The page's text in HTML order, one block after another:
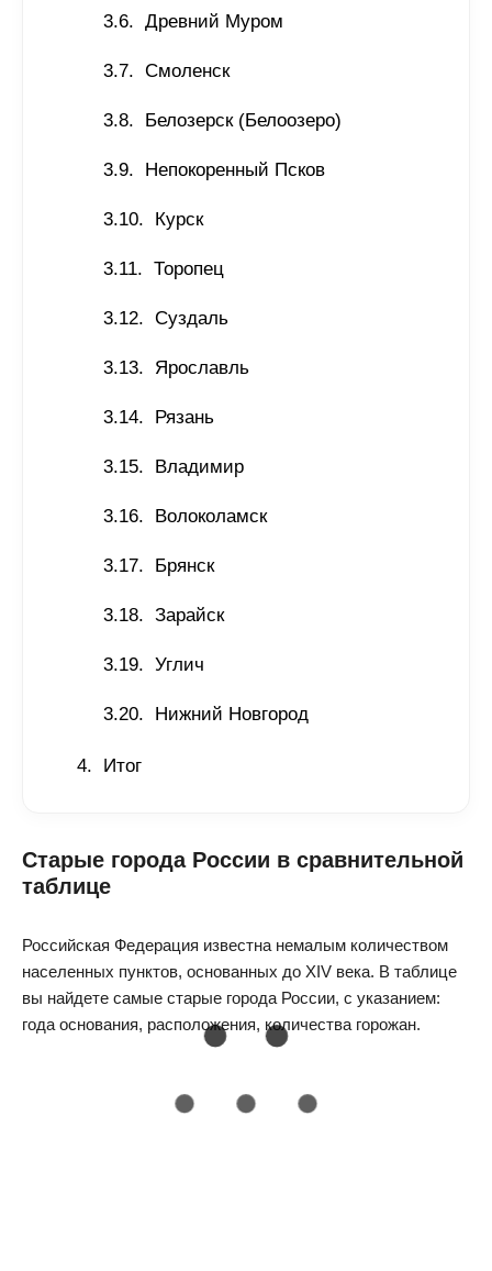
Древний Муром
Смоленск
Белозерск (Белоозеро)
Непокоренный Псков
Курск
Торопец
Суздаль
Ярославль
Рязань
Владимир
Волоколамск
Брянск
Зарайск
Углич
Нижний Новгород
Итог
Старые города России в сравнительной
таблице
Российская Федерация известна немалым количеством
населенных пунктов, основанных до XIV века. В таблице
вы найдете самые старые города России, с указанием:
года основания, расположения, количества горожан.